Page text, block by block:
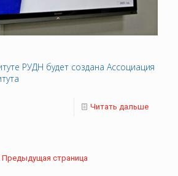
РУДН будет создана Ассоциация
Читать дальше
Предыдущая страница